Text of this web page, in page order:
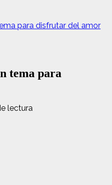
para disfrutar del amor
tema para
lectura